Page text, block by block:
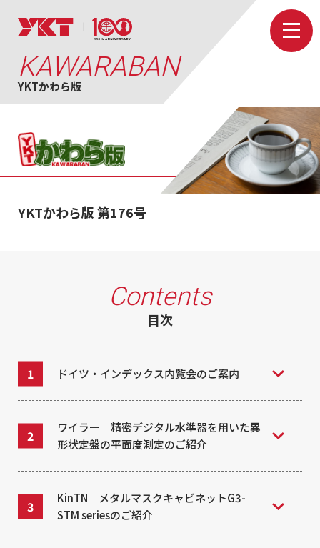
KAWARABAN
YKTかわら版
YKTかわら版 第176号
Contents
目次
ドイツ・インデックス内覧会のご案内
ワイラー 精密デジタル水準器を用いた異
形状定盤の平面度測定のご紹介
KinTN メタルマスクキャビネットG3-
STM seriesのご紹介